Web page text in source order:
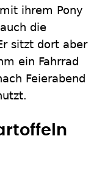
ihrem Pony
die
sitzt dort aber
ein Fahrrad
Feierabend